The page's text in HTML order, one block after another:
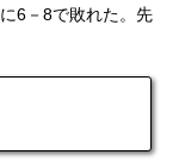
6－8で敗れた。先